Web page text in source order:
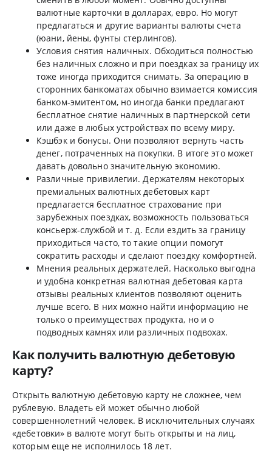
валютные карточки в долларах, евро. Но могут
предлагаться и другие варианты валюты счета
(юани, йены, фунты стерлингов).
Условия снятия наличных. Обходиться полностью
без наличных сложно и при поездках за границу их
тоже иногда приходится снимать. За операцию в
сторонних банкоматах обычно взимается комиссия
банком-эмитентом, но иногда банки предлагают
бесплатное снятие наличных в партнерской сети
или даже в любых устройствах по всему миру.
Кэшбэк и бонусы. Они позволяют вернуть часть
денег, потраченных на покупки. В итоге это может
давать довольно значительную экономию.
Различные привилегии. Держателям некоторых
премиальных валютных дебетовых карт
предлагается бесплатное страхование при
зарубежных поездках, возможность пользоваться
консьерж-службой и т. д. Если ездить за границу
приходиться часто, то такие опции помогут
сократить расходы и сделают поездку комфортней.
Мнения реальных держателей. Насколько выгодна
и удобна конкретная валютная дебетовая карта
отзывы реальных клиентов позволяют оценить
лучше всего. В них можно найти информацию не
только о преимуществах продукта, но и о
подводных камнях или различных подвохах.
Как получить валютную дебетовую
карту?
Открыть валютную дебетовую карту не сложнее, чем
рублевую. Владеть ей может обычно любой
совершеннолетний человек. В исключительных случаях
«дебетовки» в валюте могут быть открыты и на лиц,
которым еще не исполнилось 18 лет.